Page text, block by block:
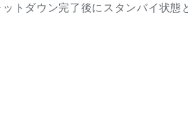
トダウン完了後にスタンバイ状態